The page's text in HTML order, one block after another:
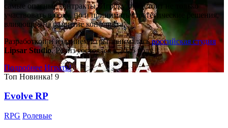
самые опасные контракты. Игроку предстоит не только
участвовать в боях, но и принимать стратегические решения,
влияющие на развитие конфликта.
Разработкой и изданием игры занималасьроссийская студия
Lipsar Studio. Релиз состоялся в 2025 году.
Подробнее Играть!
Топ Новинка! 9
Evolve RP
RPG Ролевые